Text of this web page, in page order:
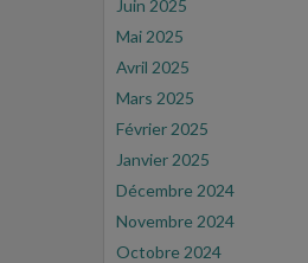
Juin 2025
Mai 2025
Avril 2025
Mars 2025
Février 2025
Janvier 2025
Décembre 2024
Novembre 2024
Octobre 2024